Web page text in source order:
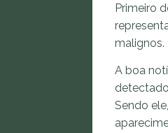
Primeiro
malignos.
A boa
Sendo